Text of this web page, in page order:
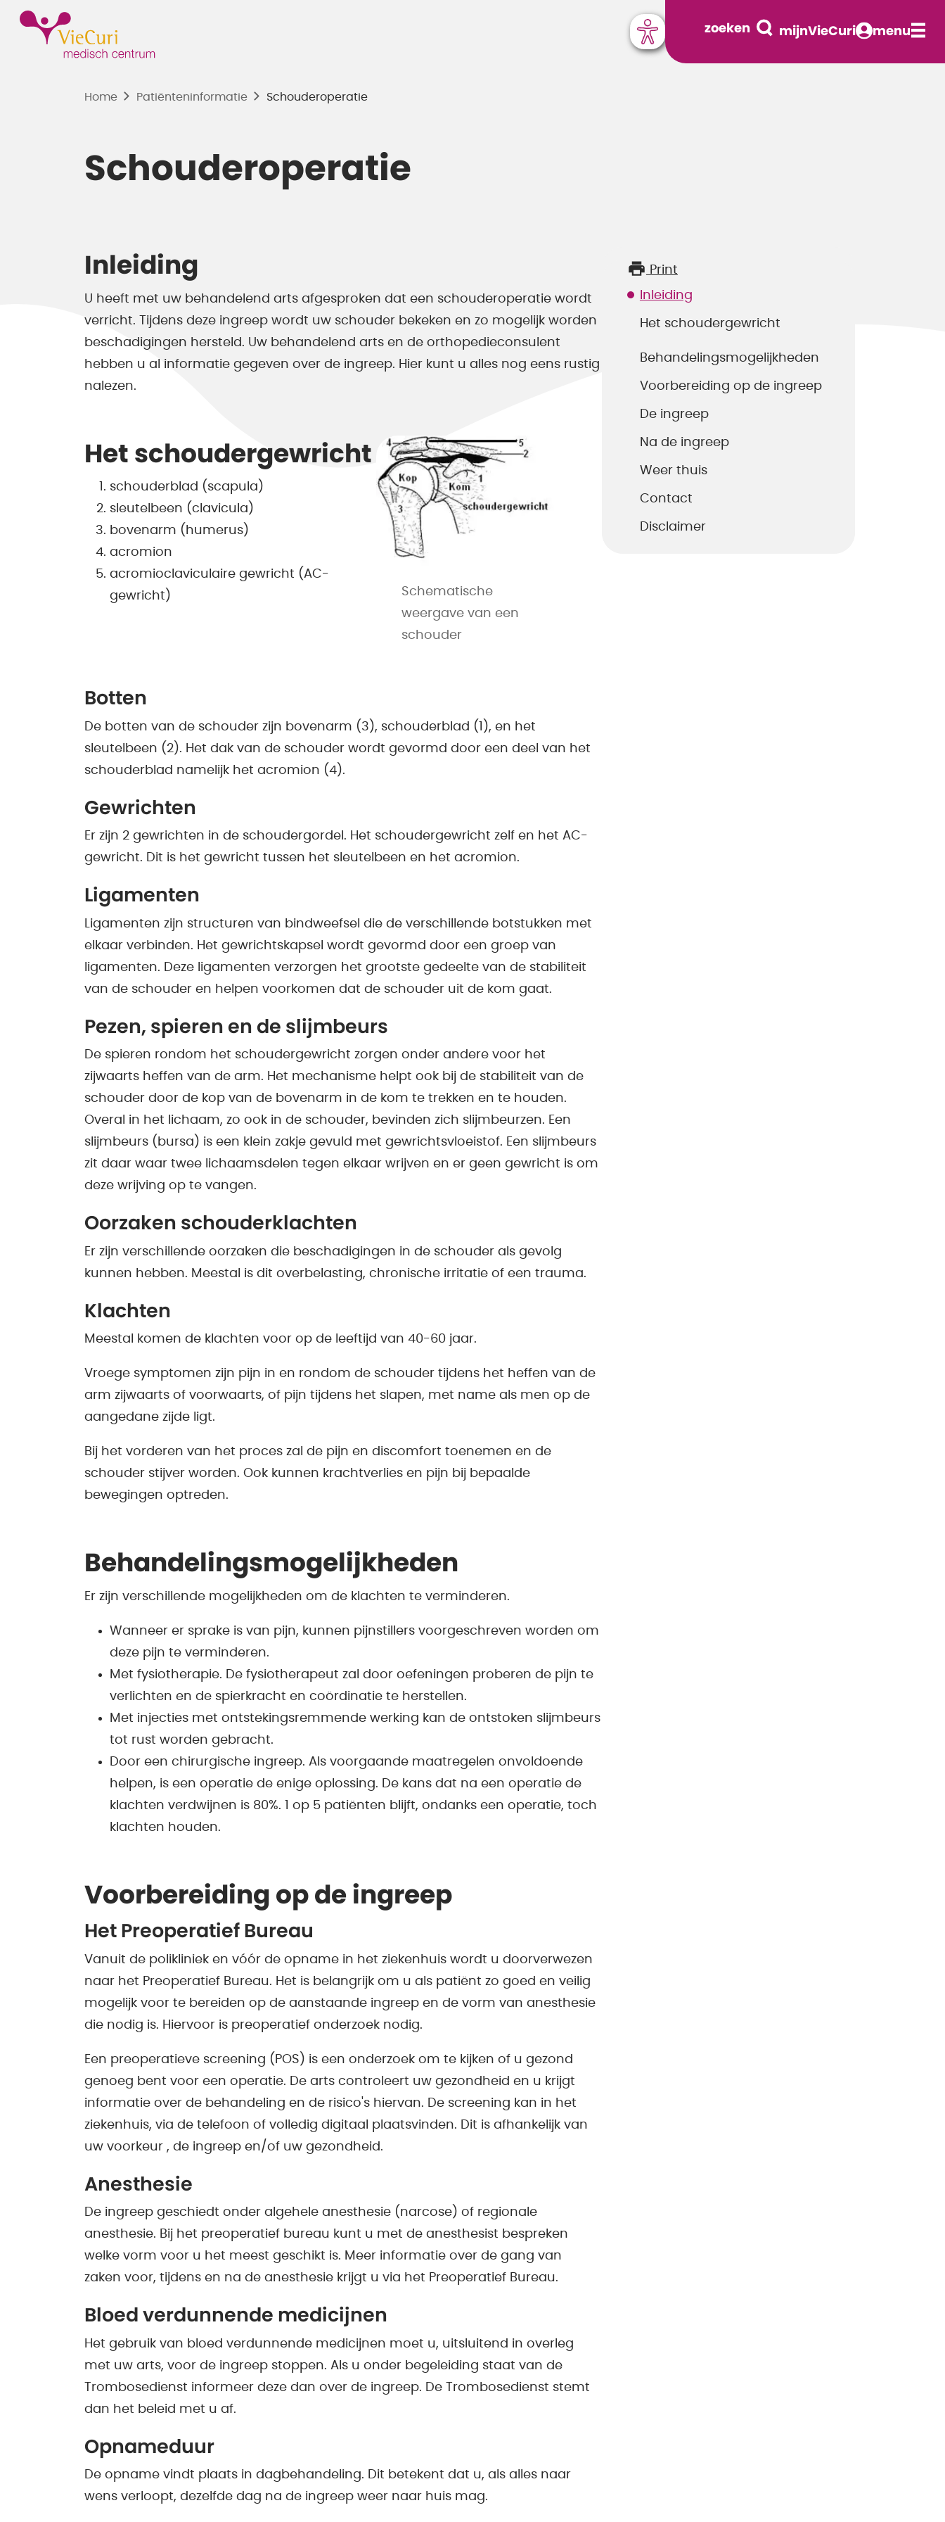
zoeken mijnVieCuri menu
Home Patiënten­informatie Schouderoperatie
Schouderoperatie
Inleiding
U heeft met uw behandelend arts afgesproken dat een schouderoperatie wordt
verricht. Tijdens deze ingreep wordt uw schouder bekeken en zo mogelijk worden
beschadigingen hersteld. Uw behandelend arts en de orthopedieconsulent
hebben u al informatie gegeven over de ingreep. Hier kunt u alles nog eens rustig
nalezen.
Het schoudergewricht
schouderblad (scapula)
sleutelbeen (clavicula)
bovenarm (humerus)
acromion
acromioclaviculaire gewricht (AC-
gewricht)
Schematische
weergave van een
schouder
Botten
De botten van de schouder zijn bovenarm (3), schouderblad (1), en het
sleutelbeen (2). Het dak van de schouder wordt gevormd door een deel van het
schouderblad namelijk het acromion (4).
Gewrichten
Er zijn 2 gewrichten in de schoudergordel. Het schoudergewricht zelf en het AC-
gewricht. Dit is het gewricht tussen het sleutelbeen en het acromion.
Ligamenten
Ligamenten zijn structuren van bindweefsel die de verschillende botstukken met
elkaar verbinden. Het gewrichtskapsel wordt gevormd door een groep van
ligamenten. Deze ligamenten verzorgen het grootste gedeelte van de stabiliteit
van de schouder en helpen voorkomen dat de schouder uit de kom gaat.
Pezen, spieren en de slijmbeurs
De spieren rondom het schoudergewricht zorgen onder andere voor het
zijwaarts heffen van de arm. Het mechanisme helpt ook bij de stabiliteit van de
schouder door de kop van de bovenarm in de kom te trekken en te houden.
Overal in het lichaam, zo ook in de schouder, bevinden zich slijmbeurzen. Een
slijmbeurs (bursa) is een klein zakje gevuld met gewrichtsvloeistof. Een slijmbeurs
zit daar waar twee lichaamsdelen tegen elkaar wrijven en er geen gewricht is om
deze wrijving op te vangen.
Oorzaken schouderklachten
Er zijn verschillende oorzaken die beschadigingen in de schouder als gevolg
kunnen hebben. Meestal is dit overbelasting, chronische irritatie of een trauma.
Klachten
Meestal komen de klachten voor op de leeftijd van 40-60 jaar.
Vroege symptomen zijn pijn in en rondom de schouder tijdens het heffen van de
arm zijwaarts of voorwaarts, of pijn tijdens het slapen, met name als men op de
aangedane zijde ligt.
Bij het vorderen van het proces zal de pijn en discomfort toenemen en de
schouder stijver worden. Ook kunnen krachtverlies en pijn bij bepaalde
bewegingen optreden.
Behandelingsmogelijkheden
Er zijn verschillende mogelijkheden om de klachten te verminderen.
Wanneer er sprake is van pijn, kunnen pijnstillers voorgeschreven worden om
deze pijn te verminderen.
Met fysiotherapie. De fysiotherapeut zal door oefeningen proberen de pijn te
verlichten en de spierkracht en coördinatie te herstellen.
Met injecties met ontstekingsremmende werking kan de ontstoken slijmbeurs
tot rust worden gebracht.
Door een chirurgische ingreep. Als voorgaande maatregelen onvoldoende
helpen, is een operatie de enige oplossing. De kans dat na een operatie de
klachten verdwijnen is 80%. 1 op 5 patiënten blijft, ondanks een operatie, toch
klachten houden.
Voorbereiding op de ingreep
Het Preoperatief Bureau
Vanuit de polikliniek en vóór de opname in het ziekenhuis wordt u doorverwezen
naar het Preoperatief Bureau. Het is belangrijk om u als patiënt zo goed en veilig
mogelijk voor te bereiden op de aanstaande ingreep en de vorm van anesthesie
die nodig is. Hiervoor is preoperatief onderzoek nodig.
Een preoperatieve screening (POS) is een onderzoek om te kijken of u gezond
genoeg bent voor een operatie. De arts controleert uw gezondheid en u krijgt
informatie over de behandeling en de risico's hiervan. De screening kan in het
ziekenhuis, via de telefoon of volledig digitaal plaatsvinden. Dit is afhankelijk van
uw voorkeur , de ingreep en/of uw gezondheid.
Anesthesie
De ingreep geschiedt onder algehele anesthesie (narcose) of regionale
anesthesie. Bij het preoperatief bureau kunt u met de anesthesist bespreken
welke vorm voor u het meest geschikt is. Meer informatie over de gang van
zaken voor, tijdens en na de anesthesie krijgt u via het Preoperatief Bureau.
Bloed verdunnende medicijnen
Het gebruik van bloed verdunnende medicijnen moet u, uitsluitend in overleg
met uw arts, voor de ingreep stoppen. Als u onder begeleiding staat van de
Trombosedienst informeer deze dan over de ingreep. De Trombosedienst stemt
dan het beleid met u af.
Opnameduur
De opname vindt plaats in dagbehandeling. Dit betekent dat u, als alles naar
wens verloopt, dezelfde dag na de ingreep weer naar huis mag.
Print
Inleiding
Het schoudergewricht
Behandelingsmogelijkheden
Voorbereiding op de ingreep
De ingreep
Na de ingreep
Weer thuis
Contact
Disclaimer